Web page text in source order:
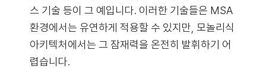
스 기술 등이 그 예입니다. 이러한 기술들은 MSA
환경에서는 유연하게 적용할 수 있지만, 모놀리식
아키텍처에서는 그 잠재력을 온전히 발휘하기 어
렵습니다.